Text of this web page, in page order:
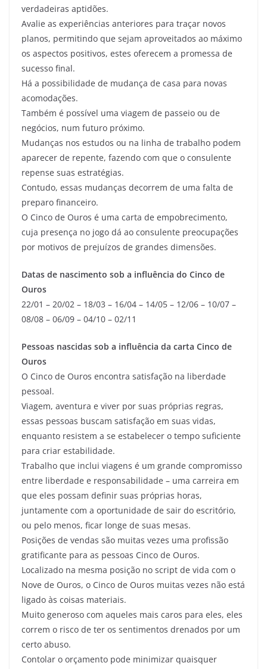
verdadeiras aptidões.
Avalie as experiências anteriores para traçar novos
planos, permitindo que sejam aproveitados ao máximo
os aspectos positivos, estes oferecem a promessa de
sucesso final.
Há a possibilidade de mudança de casa para novas
acomodações.
Também é possível uma viagem de passeio ou de
negócios, num futuro próximo.
Mudanças nos estudos ou na linha de trabalho podem
aparecer de repente, fazendo com que o consulente
repense suas estratégias.
Contudo, essas mudanças decorrem de uma falta de
preparo financeiro.
O Cinco de Ouros é uma carta de empobrecimento,
cuja presença no jogo dá ao consulente preocupações
por motivos de prejuízos de grandes dimensões.
Datas de nascimento sob a influência do Cinco de
Ouros
22/01 – 20/02 – 18/03 – 16/04 – 14/05 – 12/06 – 10/07 –
08/08 – 06/09 – 04/10 – 02/11
Pessoas nascidas sob a influência da carta Cinco de
Ouros
O Cinco de Ouros encontra satisfação na liberdade
pessoal.
Viagem, aventura e viver por suas próprias regras,
essas pessoas buscam satisfação em suas vidas,
enquanto resistem a se estabelecer o tempo suficiente
para criar estabilidade.
Trabalho que inclui viagens é um grande compromisso
entre liberdade e responsabilidade – uma carreira em
que eles possam definir suas próprias horas,
juntamente com a oportunidade de sair do escritório,
ou pelo menos, ficar longe de suas mesas.
Posições de vendas são muitas vezes uma profissão
gratificante para as pessoas Cinco de Ouros.
Localizado na mesma posição no script de vida com o
Nove de Ouros, o Cinco de Ouros muitas vezes não está
ligado às coisas materiais.
Muito generoso com aqueles mais caros para eles, eles
correm o risco de ter os sentimentos drenados por um
certo abuso.
Contolar o orçamento pode minimizar quaisquer